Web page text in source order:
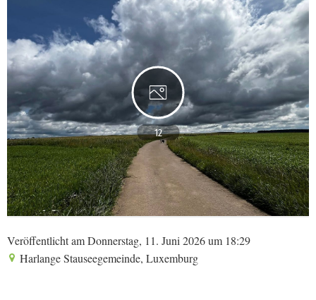
12
Veröffentlicht am Donnerstag, 11. Juni 2026 um 18:29
Harlange Stauseegemeinde, Luxemburg